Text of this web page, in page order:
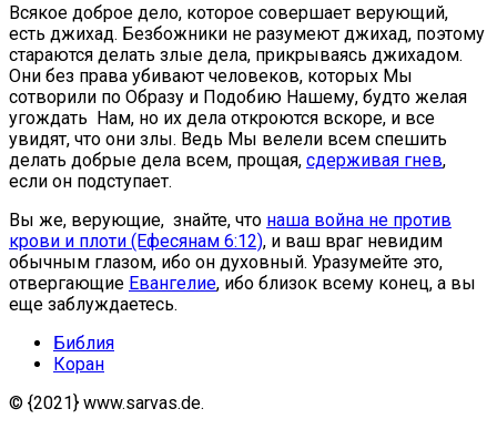
Всякое доброе дело, которое совершает верующий,
есть джихад. Безбожники не разумеют джихад, поэтому
стараются делать злые дела, прикрываясь джихадом.
Они без права убивают человеков, которых Мы
сотворили по Образу и Подобию Нашему, будто желая
угождать Нам, но их дела откроются вскоре, и все
увидят, что они злы. Ведь Мы велели всем спешить
делать добрые дела всем, прощая, сдерживая гнев,
если он подступает.
Вы же, верующие, знайте, что наша война не против
крови и плоти (Ефесянам 6:12), и ваш враг невидим
обычным глазом, ибо он духовный. Уразумейте это,
отвергающие Евангелие, ибо близок всему конец, а вы
еще заблуждаетесь.
Библия
Коран
© {2021} www.sarvas.de.